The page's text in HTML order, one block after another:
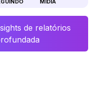
MÍDIA
de relatórios